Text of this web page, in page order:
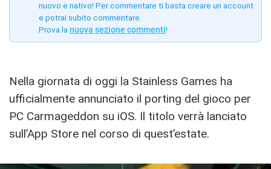
nuovo e nativo! Per commentare ti basta creare un account
e potrai subito commentare.
Prova la nuova sezione commenti!
Nella giornata di oggi la Stainless Games ha
ufficialmente annunciato il porting del gioco per
PC Carmageddon su iOS. Il titolo verrà lanciato
sull’App Store nel corso di quest’estate.